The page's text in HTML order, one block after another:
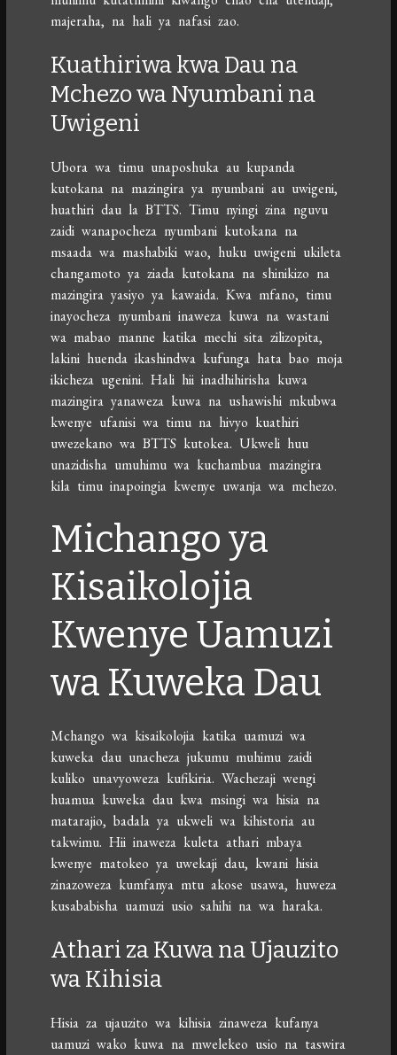
majeraha, na hali ya nafasi zao.
Kuathiriwa kwa Dau na
Mchezo wa Nyumbani na
Uwigeni
Ubora wa timu unaposhuka au kupanda
kutokana na mazingira ya nyumbani au uwigeni,
huathiri dau la BTTS. Timu nyingi zina nguvu
zaidi wanapocheza nyumbani kutokana na
msaada wa mashabiki wao, huku uwigeni ukileta
changamoto ya ziada kutokana na shinikizo na
mazingira yasiyo ya kawaida. Kwa mfano, timu
inayocheza nyumbani inaweza kuwa na wastani
wa mabao manne katika mechi sita zilizopita,
lakini huenda ikashindwa kufunga hata bao moja
ikicheza ugenini. Hali hii inadhihirisha kuwa
mazingira yanaweza kuwa na ushawishi mkubwa
kwenye ufanisi wa timu na hivyo kuathiri
uwezekano wa BTTS kutokea. Ukweli huu
unazidisha umuhimu wa kuchambua mazingira
kila timu inapoingia kwenye uwanja wa mchezo.
Michango ya
Kisaikolojia
Kwenye Uamuzi
wa Kuweka Dau
Mchango wa kisaikolojia katika uamuzi wa
kuweka dau unacheza jukumu muhimu zaidi
kuliko unavyoweza kufikiria. Wachezaji wengi
huamua kuweka dau kwa msingi wa hisia na
matarajio, badala ya ukweli wa kihistoria au
takwimu. Hii inaweza kuleta athari mbaya
kwenye matokeo ya uwekaji dau, kwani hisia
zinazoweza kumfanya mtu akose usawa, huweza
kusababisha uamuzi usio sahihi na wa haraka.
Athari za Kuwa na Ujauzito
wa Kihisia
Hisia za ujauzito wa kihisia zinaweza kufanya
uamuzi wako kuwa na mwelekeo usio na taswira